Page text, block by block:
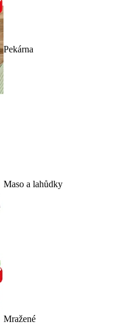
Pekárna
Maso a lahůdky
Mražené